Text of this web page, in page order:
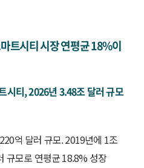
트시티 시장 연평균 18%이
시티, 2026년 3.48조 달러 규모
억 달러 규모. 2019년에 1조
규모로 연평균 18.8% 성장